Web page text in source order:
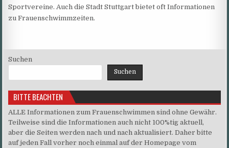
Sportvereine. Auch die Stadt Stuttgart bietet oft Informationen
zu Frauenschwimmzeiten.
Suchen
Suchen
BITTE BEACHTEN
ALLE Informationen zum Frauenschwimmen sind ohne Gewähr.
Teilweise sind die Informationen auch nicht 100%tig aktuell,
aber die Seiten werden nach und nach aktualisiert. Daher bitte
auf jeden Fall vorher noch einmal auf der Homepage vom